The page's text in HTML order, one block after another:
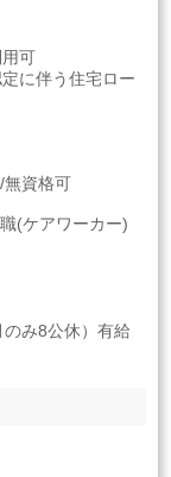
可
に伴う住宅ロー
無資格可
(ケアワーカー)
み8公休）有給